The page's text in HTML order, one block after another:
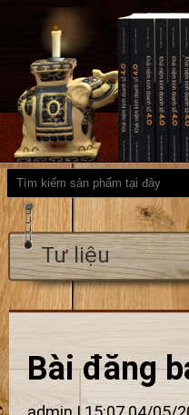
Tư liệu
Bài đăng